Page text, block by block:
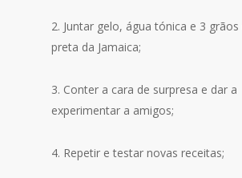
2. Juntar gelo, água tónica e 3
preta da Jamaica;
3. Conter a cara de surpresa e dar a
experimentar a amigos;
4. Repetir e testar novas receitas;